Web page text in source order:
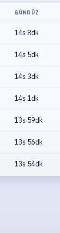
GÜNDÜZ
14s 8dk
14s 5dk
14s 3dk
14s 1dk
13s 59dk
13s 56dk
13s 54dk